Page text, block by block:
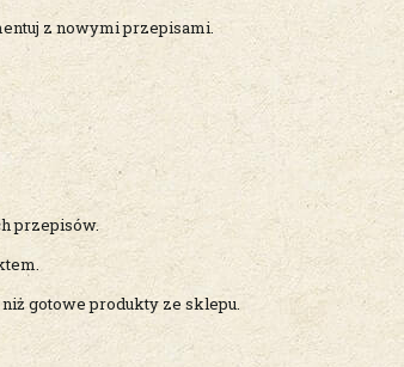
z nowymi przepisami.
przepisów.
gotowe produkty ze sklepu.